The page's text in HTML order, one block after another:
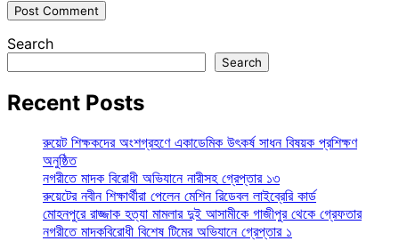
Search
Search
Recent Posts
রুয়েট শিক্ষকদের অংশগ্রহণে একাডেমিক উৎকর্ষ সাধন বিষয়ক প্রশিক্ষণ
অনুষ্ঠিত
নগরীতে মাদক বিরোধী অভিযানে নারীসহ গ্রেপ্তার ১৩
রুয়েটের নবীন শিক্ষার্থীরা পেলেন মেশিন রিডেবল লাইব্রেরি কার্ড
মোহনপুরে রাজ্জাক হত্যা মামলার দুই আসামীকে গাজীপুর থেকে গ্রেফতার
নগরীতে মাদকবিরোধী বিশেষ টিমের অভিযানে গ্রেপ্তার ১